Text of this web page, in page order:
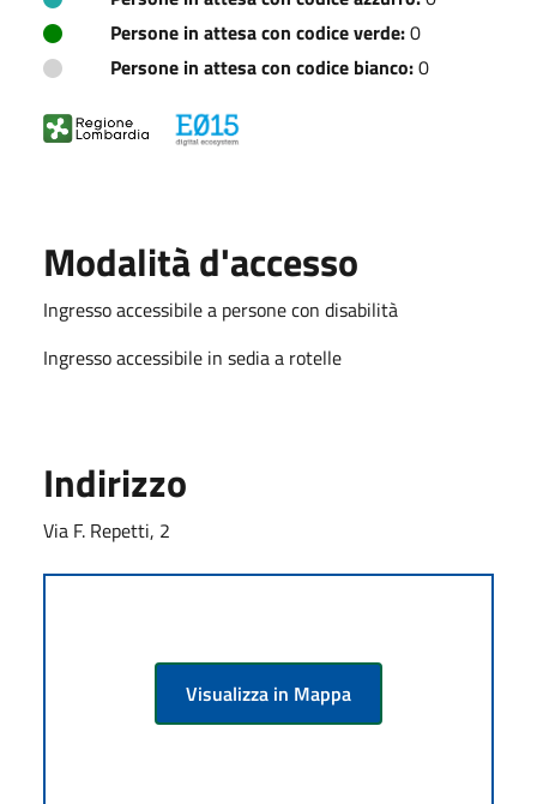
Persone in attesa con codice verde:0
Persone in attesa con codice bianco:0
Modalità d'accesso
Ingresso accessibile a persone con disabilità
Ingresso accessibile in sedia a rotelle
Indirizzo
Via F. Repetti, 2
Visualizza in Mappa